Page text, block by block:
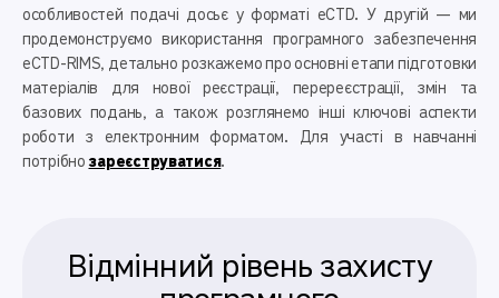
особливостей подачі досьє у форматі eCTD. У другій — ми
продемонструємо використання програмного забезпечення
eCTD-RIMS, детально розкажемо про основні етапи підготовки
матеріалів для нової реєстрації, перереєстрації, змін та
базових подань, а також розглянемо інші ключові аспекти
роботи з електронним форматом. Для участі в навчанні
потрібно зареєструватися.
Відмінний рівень захисту